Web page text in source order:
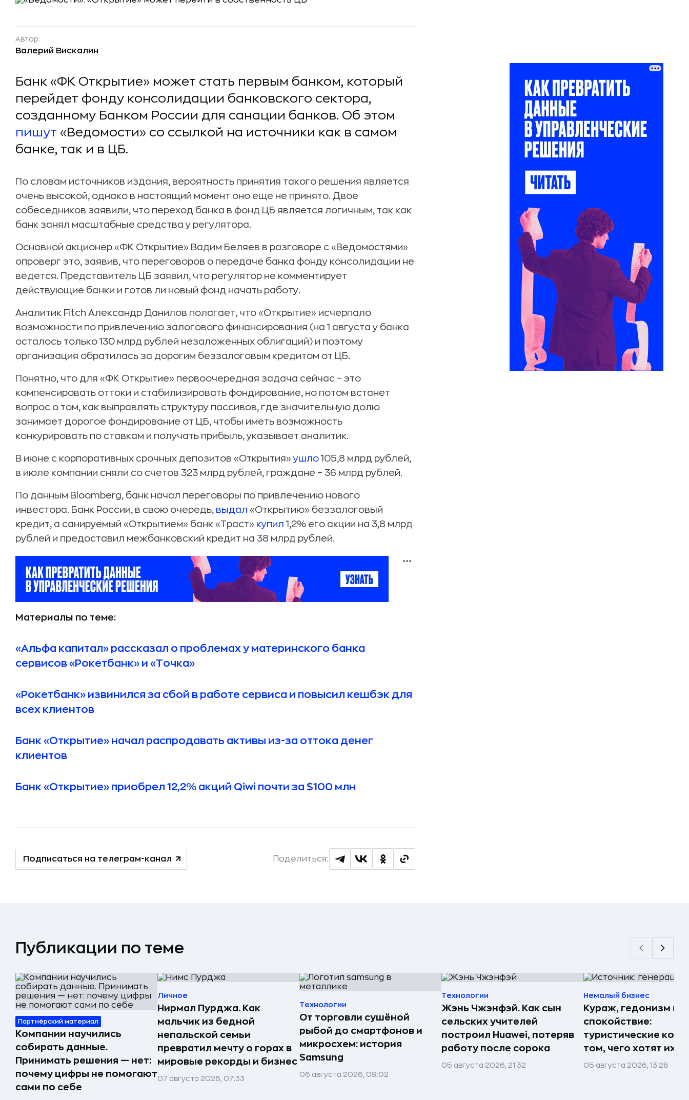
Автор:
Валерий Вискалин
Банк «ФК Открытие» может стать первым банком, который
перейдет фонду консолидации банковского сектора,
созданному Банком России для санации банков. Об этом
пишут «Ведомости» со ссылкой на источники как в самом
банке, так и в ЦБ.
По словам источников издания, вероятность принятия такого решения является
очень высокой, однако в настоящий момент оно еще не принято. Двое
собеседников заявили, что переход банка в фонд ЦБ является логичным, так как
банк занял масштабные средства у регулятора.
Основной акционер «ФК Открытие» Вадим Беляев в разговоре с «Ведомостями»
опроверг это, заявив, что переговоров о передаче банка фонду консолидации не
ведется. Представитель ЦБ заявил, что регулятор не комментирует
действующие банки и готов ли новый фонд начать работу.
Аналитик Fitch Александр Данилов полагает, что «Открытие» исчерпало
возможности по привлечению залогового финансирования (на 1 августа у банка
осталось только 130 млрд рублей незаложенных облигаций) и поэтому
организация обратилась за дорогим беззалоговым кредитом от ЦБ.
Понятно, что для «ФК Открытие» первоочередная задача сейчас – это
компенсировать оттоки и стабилизировать фондирование, но потом встанет
вопрос о том, как выправлять структуру пассивов, где значительную долю
занимает дорогое фондирование от ЦБ, чтобы иметь возможность
конкурировать по ставкам и получать прибыль, указывает аналитик.
В июне с корпоративных срочных депозитов «Открытия»ушло105,8 млрд рублей,
в июле компании сняли со счетов 323 млрд рублей, граждане – 36 млрд рублей.
По данным Bloomberg, банк начал переговоры по привлечению нового
инвестора. Банк России, в свою очередь, выдал «Открытию» беззалоговый
кредит, а санируемый «Открытием» банк «Траст» купил 1,2% его акции на 3,8 млрд
рублей и предоставил межбанковский кредит на 38 млрд рублей.
Материалы по теме:
«Альфа капитал» рассказал о проблемах у материнского банка
сервисов «Рокетбанк» и «Точка»
«Рокетбанк» извинился за сбой в работе сервиса и повысил кешбэк для
всех клиентов
Банк «Открытие» начал распродавать активы из-за оттока денег
клиентов
Банк «Открытие» приобрел 12,2% акций Qiwi почти за $100 млн
Подписаться на телеграм-канал Поделиться:
Публикации по теме
Партнёрский материал
Компании научились
собирать данные.
Принимать решения — нет:
почему цифры не помогают
сами по себе
Личное
Нирмал Пурджа. Как
мальчик из бедной
непальской семьи
превратил мечту о горах в
мировые рекорды и бизнес
07 августа 2026, 07:33
Технологии
От торговли сушёной
рыбой до смартфонов и
микросхем: история
Samsung
06 августа 2026, 09:02
Технологии
Жэнь Чжэнфэй. Как сын
сельских учителей
построил Huawei, потеряв
работу после сорока
05 августа 2026, 21:32
Немалый бизнес
Кураж, гедонизм и
спокойствие:
туристические
том, чего хотят их
05 августа 2026, 13:28